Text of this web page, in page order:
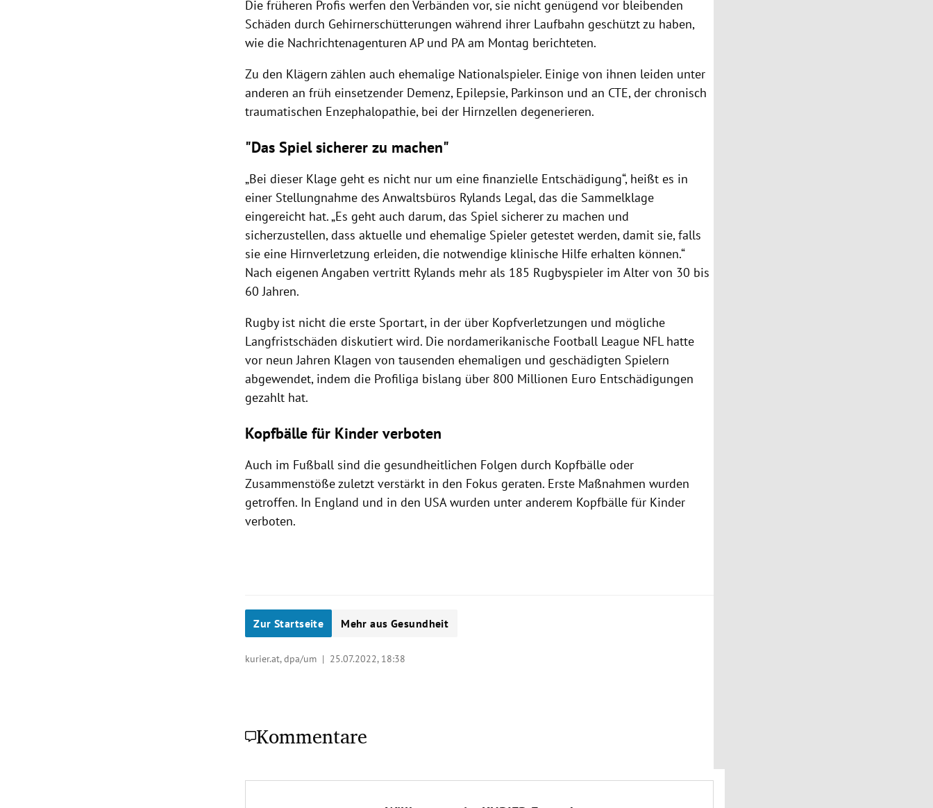
Die früheren Profis werfen den Verbänden vor, sie nicht genügend vor bleibenden
Schäden durch Gehirnerschütterungen während ihrer Laufbahn geschützt zu haben,
wie die Nachrichtenagenturen AP und PA am Montag berichteten.
Zu den Klägern zählen auch ehemalige Nationalspieler. Einige von ihnen leiden unter
anderen an früh einsetzender Demenz, Epilepsie, Parkinson und an CTE, der chronisch
traumatischen Enzephalopathie, bei der Hirnzellen degenerieren.
"Das Spiel sicherer zu machen"
„Bei dieser Klage geht es nicht nur um eine finanzielle Entschädigung“, heißt es in
einer Stellungnahme des Anwaltsbüros Rylands Legal, das die Sammelklage
eingereicht hat. „Es geht auch darum, das Spiel sicherer zu machen und
sicherzustellen, dass aktuelle und ehemalige Spieler getestet werden, damit sie, falls
sie eine Hirnverletzung erleiden, die notwendige klinische Hilfe erhalten können.“
Nach eigenen Angaben vertritt Rylands mehr als 185 Rugbyspieler im Alter von 30 bis
60 Jahren.
Rugby ist nicht die erste Sportart, in der über Kopfverletzungen und mögliche
Langfristschäden diskutiert wird. Die nordamerikanische Football League NFL hatte
vor neun Jahren Klagen von tausenden ehemaligen und geschädigten Spielern
abgewendet, indem die Profiliga bislang über 800 Millionen Euro Entschädigungen
gezahlt hat.
Kopfbälle für Kinder verboten
Auch im Fußball sind die gesundheitlichen Folgen durch Kopfbälle oder
Zusammenstöße zuletzt verstärkt in den Fokus geraten. Erste Maßnahmen wurden
getroffen. In England und in den USA wurden unter anderem Kopfbälle für Kinder
verboten.
Zur Startseite Mehr aus Gesundheit
kurier.at, dpa/um | 25.07.2022, 18:38
Kommentare